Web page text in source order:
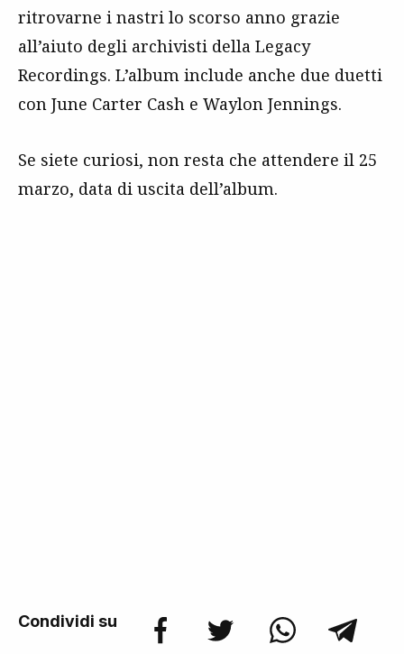
ritrovarne i nastri lo scorso anno grazie
all’aiuto degli archivisti della Legacy
Recordings. L’album include anche due duetti
con June Carter Cash e Waylon Jennings.
Se siete curiosi, non resta che attendere il 25
marzo, data di uscita dell’album.
Condividi su